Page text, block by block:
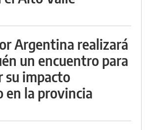
Argentina realizará
un encuentro para
su impacto
en la provincia